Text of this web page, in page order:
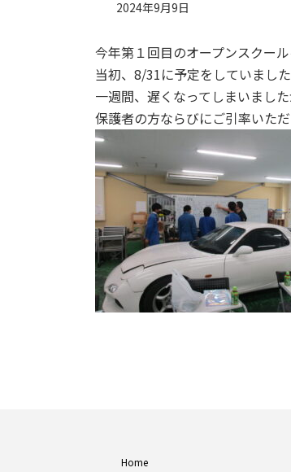
2024年9月9日
今年第１回目のオープンスクール
当初、8/31に予定をしていまし
一週間、遅くなってしまいまし
保護者の方ならびにご引率いた
Home